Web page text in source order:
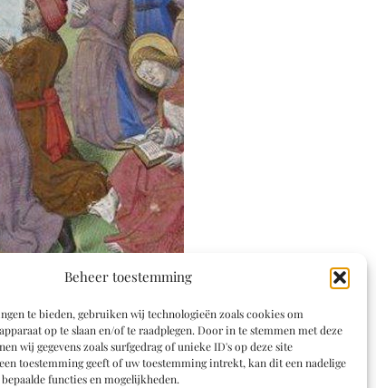
Beheer toestemming
te bieden, gebruiken wij technologieën zoals cookies om
op te slaan en/of te raadplegen. Door in te stemmen met deze
wij gegevens zoals surfgedrag of unieke ID's op deze site
toestemming geeft of uw toestemming intrekt, kan dit een nadelige
functies en mogelijkheden.